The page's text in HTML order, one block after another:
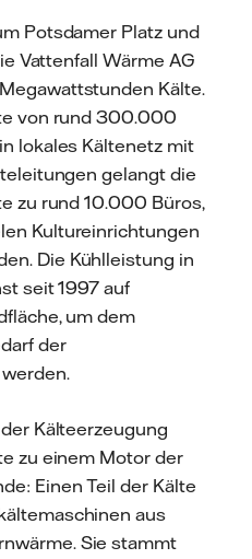
Potsdamer Platz und
Vattenfall Wärme AG
Kälte.
von rund 300.000
lokales Kältenetz mit
gelangt die
zu rund 10.000 Büros,
Kultureinrichtungen
Die Kühlleistung in
seit 1997 auf
um dem
der
Kälteerzeugung
zu einem Motor der
Einen Teil der Kälte
aus
Sie stammt